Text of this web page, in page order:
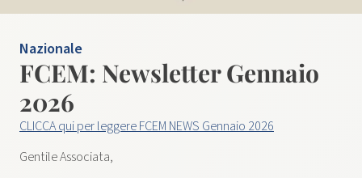
Nazionale
FCEM: Newsletter Gennaio
2026
CLICCA qui per leggere FCEM NEWS Gennaio 2026
Gentile Associata,